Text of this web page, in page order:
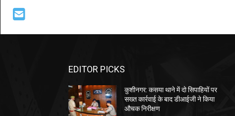
EDITOR PICKS
कुशीनगर: कसया थाने में दो सिपाहियों पर
सख्त कार्रवाई के बाद डीआईजी ने किया
औचक निरीक्षण